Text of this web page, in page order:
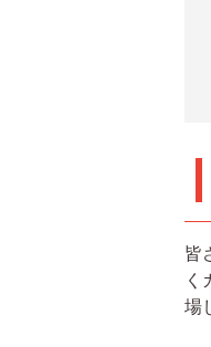
皆
く
場